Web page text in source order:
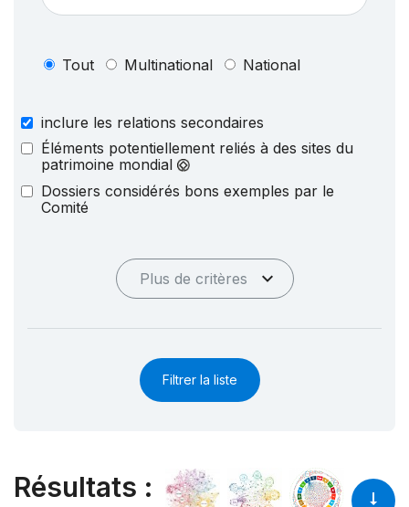
Tout Multinational National
inclure les relations secondaires
Éléments potentiellement reliés à des sites du
patrimoine mondial
Dossiers considérés bons exemples par le
Comité
Plus de critères
Filtrer la liste
Résultats :